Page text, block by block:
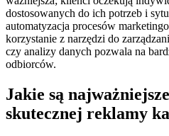
dostosowanych do ich potrzeb i
automatyzacja procesów
korzystanie z narzędzi do
czy analizy danych pozwala na
odbiorców.
Jakie są
skutecznej reklamy